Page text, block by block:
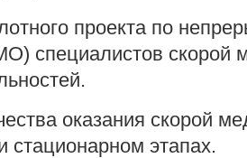
проекта по
специалистов скорой
оказания скорой
стационарном этапах.